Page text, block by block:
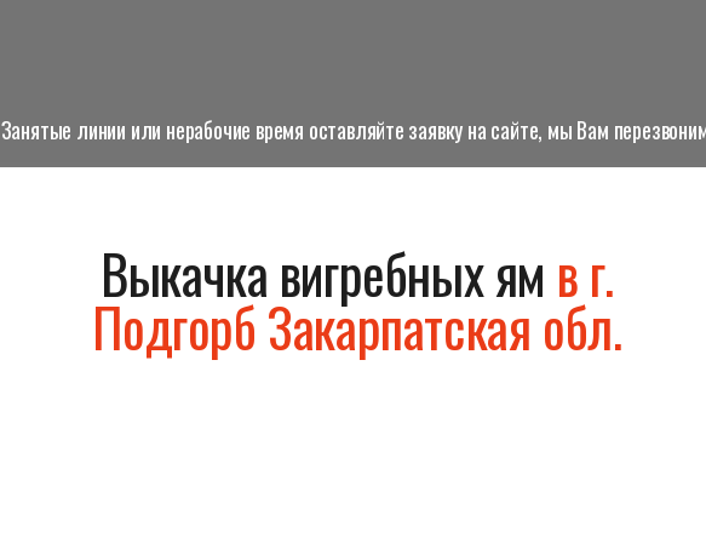
Занятые линии или нерабочие время оставляйте заявку на сайте, мы Вам
Выкачка вигребных ям в г.
Подгорб Закарпатская обл.